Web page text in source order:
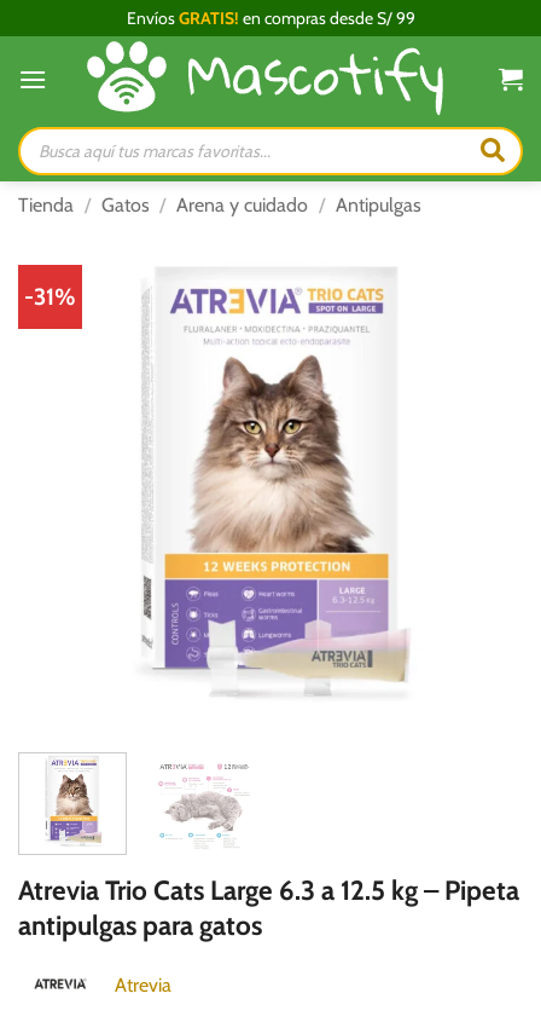
al
contenido
EnvíosGRATIS! en compras desde S/ 99
Búsqueda
de
productos
Tienda / Gatos / Arena y cuidado / Antipulgas
-31%
Atrevia Trio Cats Large 6.3 a 12.5 kg – Pipeta
antipulgas para gatos
Atrevia